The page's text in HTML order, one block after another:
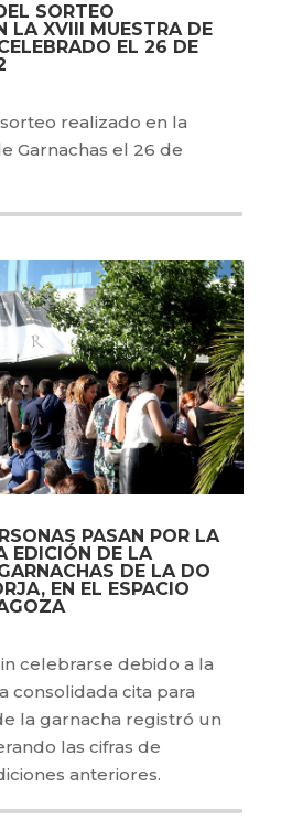
SORTEO
LA XVIII MUESTRA DE
EL 26 DE
realizado en la
Garnachas el 26 de
PASAN POR LA
EDICIÓN DE LA
DE LA DO
EN EL ESPACIO
celebrarse debido a la
consolidada cita para
la garnacha registró un
las cifras de
anteriores.